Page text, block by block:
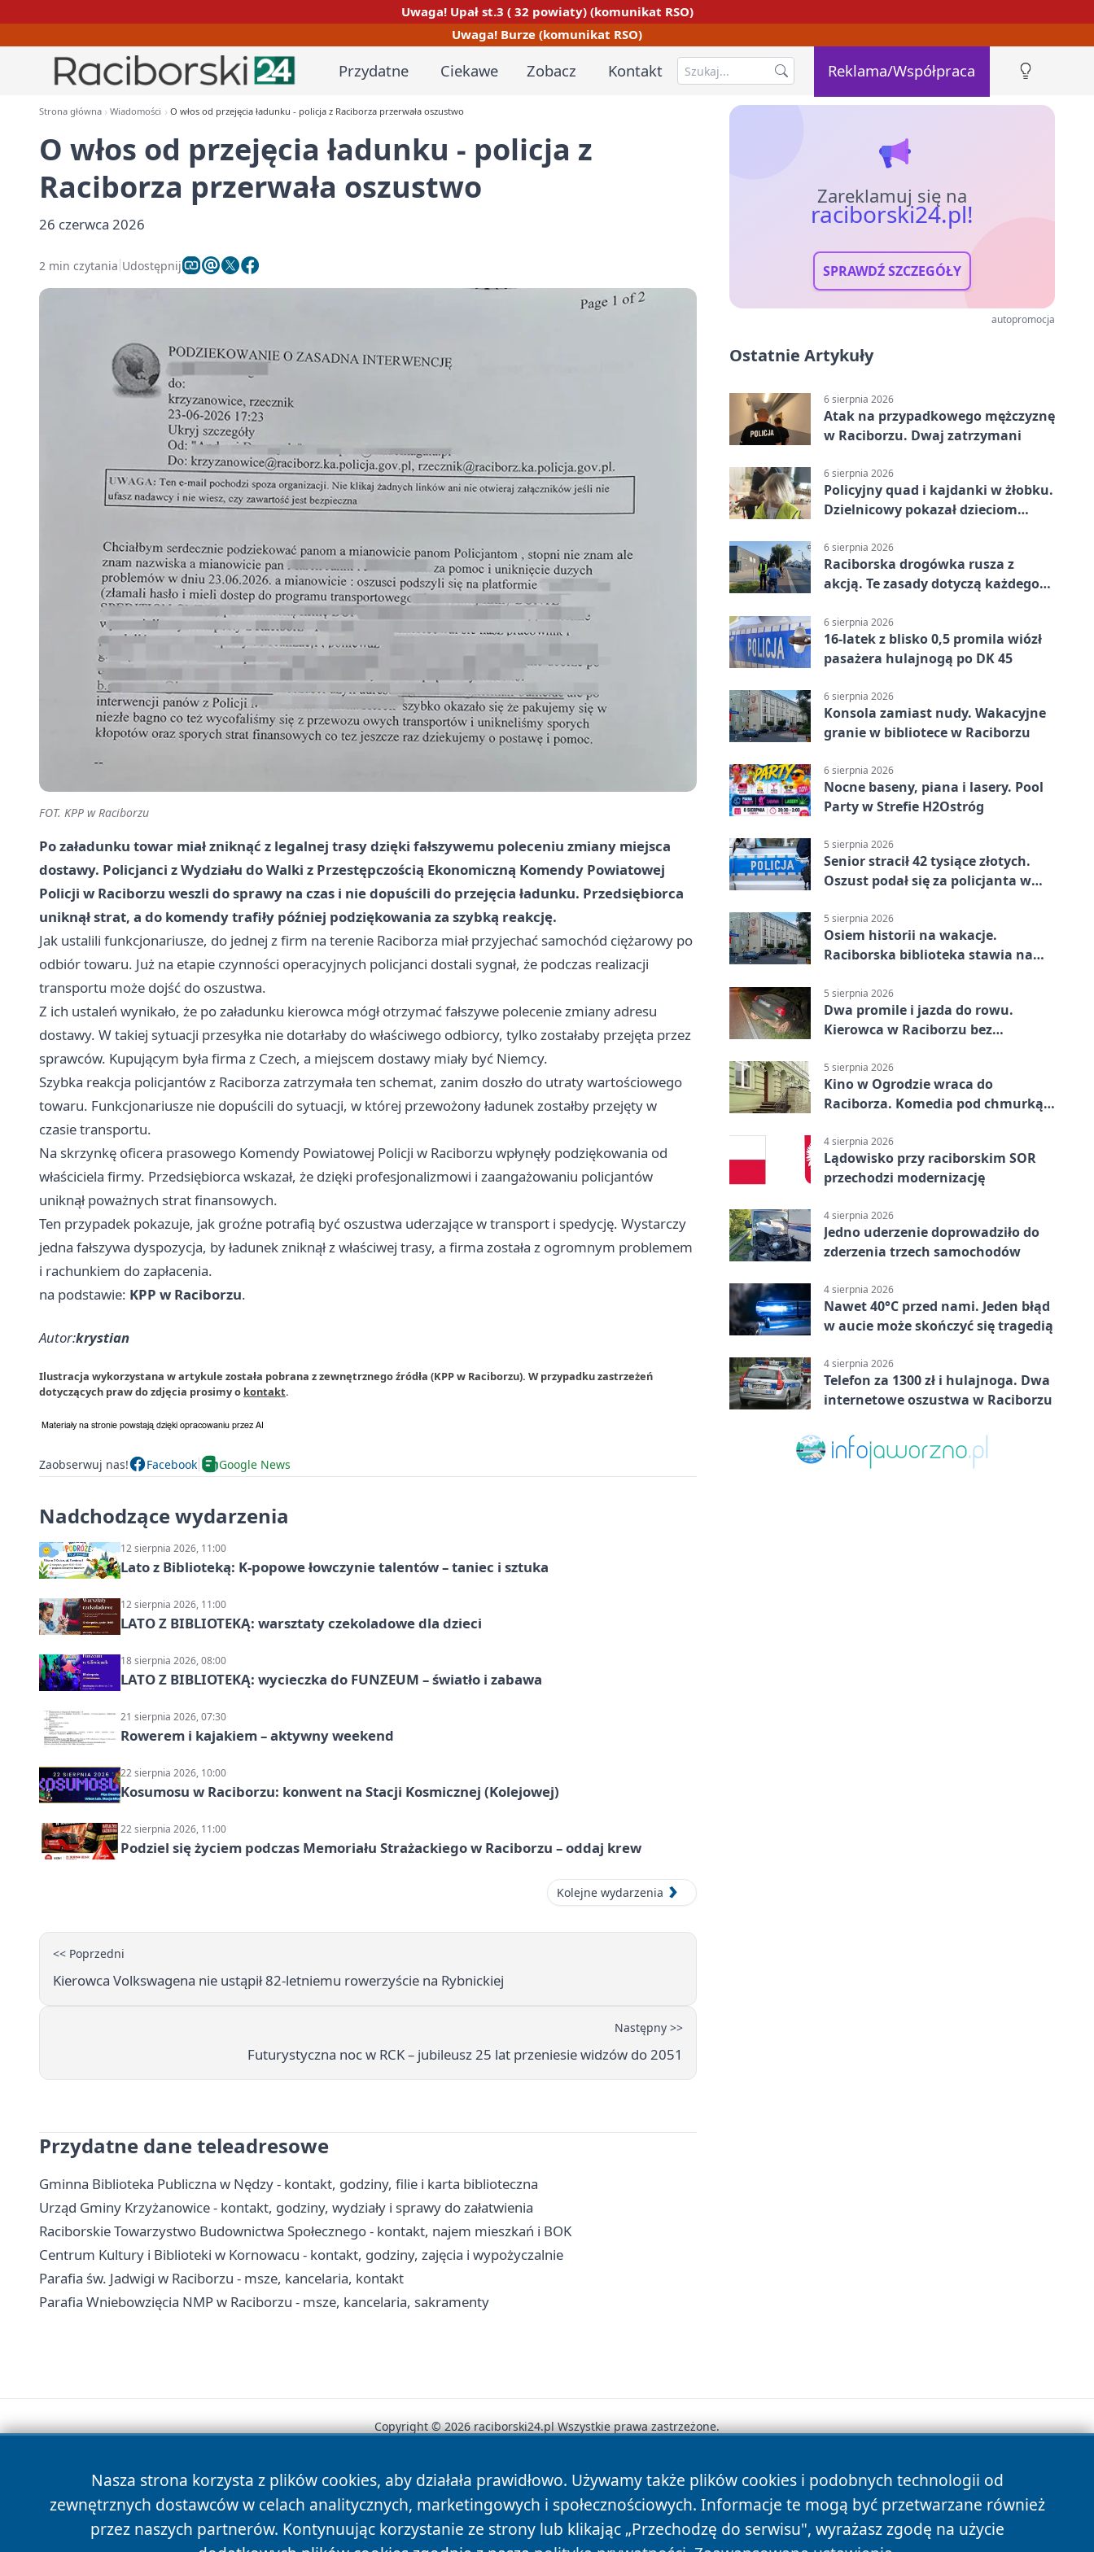
Uwaga! Upał st.3 ( 32 powiaty) (komunikat RSO)
Uwaga! Burze (komunikat RSO)
Przydatne Ciekawe Zobacz Kontakt Reklama/Współpraca
Strona główna Wiadomości O włos od przejęcia ładunku - policja z Raciborza przerwała oszustwo
O włos od przejęcia ładunku - policja z
Raciborza przerwała oszustwo
26 czerwca 2026
2 min czytania Udostępnij
FOT. KPP w Raciborzu
Po załadunku towar miał zniknąć z legalnej trasy dzięki fałszywemu poleceniu zmiany miejsca
dostawy. Policjanci z Wydziału do Walki z Przestępczością Ekonomiczną Komendy Powiatowej
Policji w Raciborzu weszli do sprawy na czas i nie dopuścili do przejęcia ładunku. Przedsiębiorca
uniknął strat, a do komendy trafiły później podziękowania za szybką reakcję.
Jak ustalili funkcjonariusze, do jednej z firm na terenie Raciborza miał przyjechać samochód ciężarowy po
odbiór towaru. Już na etapie czynności operacyjnych policjanci dostali sygnał, że podczas realizacji
transportu może dojść do oszustwa.
Z ich ustaleń wynikało, że po załadunku kierowca mógł otrzymać fałszywe polecenie zmiany adresu
dostawy. W takiej sytuacji przesyłka nie dotarłaby do właściwego odbiorcy, tylko zostałaby przejęta przez
sprawców. Kupującym była firma z Czech, a miejscem dostawy miały być Niemcy.
Szybka reakcja policjantów z Raciborza zatrzymała ten schemat, zanim doszło do utraty wartościowego
towaru. Funkcjonariusze nie dopuścili do sytuacji, w której przewożony ładunek zostałby przejęty w
czasie transportu.
Na skrzynkę oficera prasowego Komendy Powiatowej Policji w Raciborzu wpłynęły podziękowania od
właściciela firmy. Przedsiębiorca wskazał, że dzięki profesjonalizmowi i zaangażowaniu policjantów
uniknął poważnych strat finansowych.
Ten przypadek pokazuje, jak groźne potrafią być oszustwa uderzające w transport i spedycję. Wystarczy
jedna fałszywa dyspozycja, by ładunek zniknął z właściwej trasy, a firma została z ogromnym problemem
i rachunkiem do zapłacenia.
na podstawie: KPP w Raciborzu.
Autor:krystian
Ilustracja wykorzystana w artykule została pobrana z zewnętrznego źródła (KPP w Raciborzu). W przypadku zastrzeżeń
dotyczących praw do zdjęcia prosimy o kontakt.
Zaobserwuj nas! Facebook Google News
Nadchodzące wydarzenia
12 sierpnia 2026, 11:00
Lato z Biblioteką: K-popowe łowczynie talentów – taniec i sztuka
12 sierpnia 2026, 11:00
LATO Z BIBLIOTEKĄ: warsztaty czekoladowe dla dzieci
18 sierpnia 2026, 08:00
LATO Z BIBLIOTEKĄ: wycieczka do FUNZEUM – światło i zabawa
21 sierpnia 2026, 07:30
Rowerem i kajakiem – aktywny weekend
22 sierpnia 2026, 10:00
Kosumosu w Raciborzu: konwent na Stacji Kosmicznej (Kolejowej)
22 sierpnia 2026, 11:00
Podziel się życiem podczas Memoriału Strażackiego w Raciborzu – oddaj krew
Kolejne wydarzenia
<< Poprzedni
Kierowca Volkswagena nie ustąpił 82-letniemu rowerzyście na Rybnickiej
Następny >>
Futurystyczna noc w RCK – jubileusz 25 lat przeniesie widzów do 2051
Przydatne dane teleadresowe
Gminna Biblioteka Publiczna w Nędzy - kontakt, godziny, filie i karta biblioteczna
Urząd Gminy Krzyżanowice - kontakt, godziny, wydziały i sprawy do załatwienia
Raciborskie Towarzystwo Budownictwa Społecznego - kontakt, najem mieszkań i BOK
Centrum Kultury i Biblioteki w Kornowacu - kontakt, godziny, zajęcia i wypożyczalnie
Parafia św. Jadwigi w Raciborzu - msze, kancelaria, kontakt
Parafia Wniebowzięcia NMP w Raciborzu - msze, kancelaria, sakramenty
Zareklamuj się na
raciborski24.pl!
SPRAWDŹ SZCZEGÓŁY
autopromocja
Ostatnie Artykuły
6 sierpnia 2026
Atak na przypadkowego mężczyznę
w Raciborzu. Dwaj zatrzymani
6 sierpnia 2026
Policyjny quad i kajdanki w żłobku.
Dzielnicowy pokazał dzieciom
6 sierpnia 2026
Raciborska drogówka rusza z
akcją. Te zasady dotyczą każdego
6 sierpnia 2026
16-latek z blisko 0,5 promila wiózł
pasażera hulajnogą po DK 45
6 sierpnia 2026
Konsola zamiast nudy. Wakacyjne
granie w bibliotece w Raciborzu
6 sierpnia 2026
Nocne baseny, piana i lasery. Pool
Party w Strefie H2Ostróg
5 sierpnia 2026
Senior stracił 42 tysiące złotych.
Oszust podał się za policjanta w
5 sierpnia 2026
Osiem historii na wakacje.
Raciborska biblioteka stawia na
5 sierpnia 2026
Dwa promile i jazda do rowu.
Kierowca w Raciborzu bez
5 sierpnia 2026
Kino w Ogrodzie wraca do
Raciborza. Komedia pod chmurką
4 sierpnia 2026
Lądowisko przy raciborskim SOR
przechodzi modernizację
4 sierpnia 2026
Jedno uderzenie doprowadziło do
zderzenia trzech samochodów
4 sierpnia 2026
Nawet 40°C przed nami. Jeden błąd
w aucie może skończyć się tragedią
4 sierpnia 2026
Telefon za 1300 zł i hulajnoga. Dwa
internetowe oszustwa w Raciborzu
Nasza strona korzysta z plików cookies, aby działała prawidłowo. Używamy także plików cookies i podobnych technologii od
zewnętrznych dostawców w celach analitycznych, marketingowych i społecznościowych. Informacje te mogą być przetwarzane również
przez naszych partnerów. Kontynuując korzystanie ze strony lub klikając „Przechodzę do serwisu", wyrażasz zgodę na użycie
Copyright © 2026 raciborski24.pl Wszystkie prawa zastrzeżone.
News Autorzy Polityka Prywatności Polityka Cookies